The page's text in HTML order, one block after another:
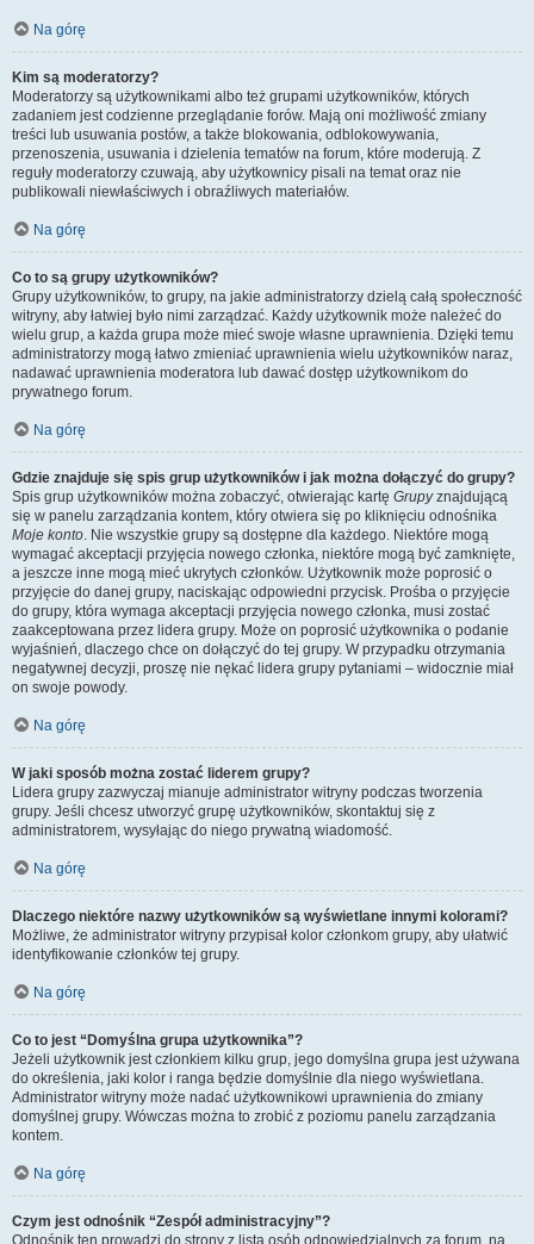
Na górę
Kim są moderatorzy?
Moderatorzy są użytkownikami albo też grupami użytkowników, których
zadaniem jest codzienne przeglądanie forów. Mają oni możliwość zmiany
treści lub usuwania postów, a także blokowania, odblokowywania,
przenoszenia, usuwania i dzielenia tematów na forum, które moderują. Z
reguły moderatorzy czuwają, aby użytkownicy pisali na temat oraz nie
publikowali niewłaściwych i obraźliwych materiałów.
Na górę
Co to są grupy użytkowników?
Grupy użytkowników, to grupy, na jakie administratorzy dzielą całą społeczność
witryny, aby łatwiej było nimi zarządzać. Każdy użytkownik może należeć do
wielu grup, a każda grupa może mieć swoje własne uprawnienia. Dzięki temu
administratorzy mogą łatwo zmieniać uprawnienia wielu użytkowników naraz,
nadawać uprawnienia moderatora lub dawać dostęp użytkownikom do
prywatnego forum.
Na górę
Gdzie znajduje się spis grup użytkowników i jak można dołączyć do grupy?
Spis grup użytkowników można zobaczyć, otwierając kartę Grupyznajdującą
się w panelu zarządzania kontem, który otwiera się po kliknięciu odnośnika
Moje konto. Nie wszystkie grupy są dostępne dla każdego. Niektóre mogą
wymagać akceptacji przyjęcia nowego członka, niektóre mogą być zamknięte,
a jeszcze inne mogą mieć ukrytych członków. Użytkownik może poprosić o
przyjęcie do danej grupy, naciskając odpowiedni przycisk. Prośba o przyjęcie
do grupy, która wymaga akceptacji przyjęcia nowego członka, musi zostać
zaakceptowana przez lidera grupy. Może on poprosić użytkownika o podanie
wyjaśnień, dlaczego chce on dołączyć do tej grupy. W przypadku otrzymania
negatywnej decyzji, proszę nie nękać lidera grupy pytaniami – widocznie miał
on swoje powody.
Na górę
W jaki sposób można zostać liderem grupy?
Lidera grupy zazwyczaj mianuje administrator witryny podczas tworzenia
grupy. Jeśli chcesz utworzyć grupę użytkowników, skontaktuj się z
administratorem, wysyłając do niego prywatną wiadomość.
Na górę
Dlaczego niektóre nazwy użytkowników są wyświetlane innymi kolorami?
Możliwe, że administrator witryny przypisał kolor członkom grupy, aby ułatwić
identyfikowanie członków tej grupy.
Na górę
Co to jest “Domyślna grupa użytkownika”?
Jeżeli użytkownik jest członkiem kilku grup, jego domyślna grupa jest używana
do określenia, jaki kolor i ranga będzie domyślnie dla niego wyświetlana.
Administrator witryny może nadać użytkownikowi uprawnienia do zmiany
domyślnej grupy. Wówczas można to zrobić z poziomu panelu zarządzania
kontem.
Na górę
Czym jest odnośnik “Zespół administracyjny”?
Odnośnik ten prowadzi do strony z listą osób odpowiedzialnych za forum, na